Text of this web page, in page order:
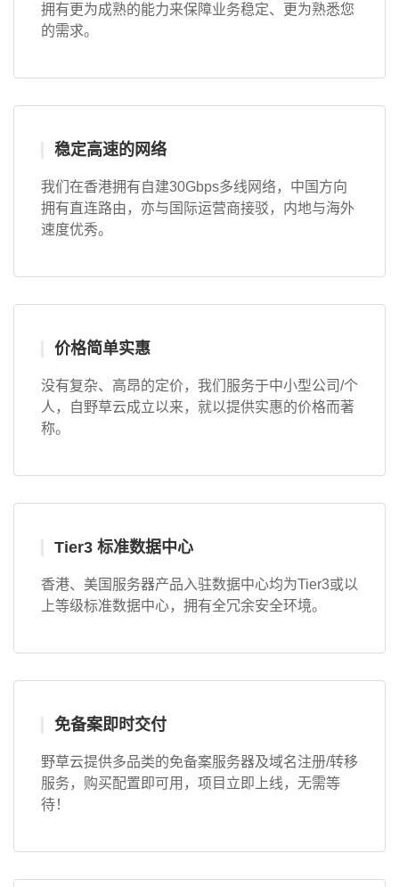
拥有更为成熟的能力来保障业务稳定、更为熟悉您
的需求。
稳定高速的网络
我们在香港拥有自建30Gbps多线网络，中国方向
拥有直连路由，亦与国际运营商接驳，内地与海外
速度优秀。
价格简单实惠
没有复杂、高昂的定价，我们服务于中小型公司/个
人，自野草云成立以来，就以提供实惠的价格而著
称。
Tier3 标准数据中心
香港、美国服务器产品入驻数据中心均为Tier3或以
上等级标准数据中心，拥有全冗余安全环境。
免备案即时交付
野草云提供多品类的免备案服务器及域名注册/转移
服务，购买配置即可用，项目立即上线，无需等
待！